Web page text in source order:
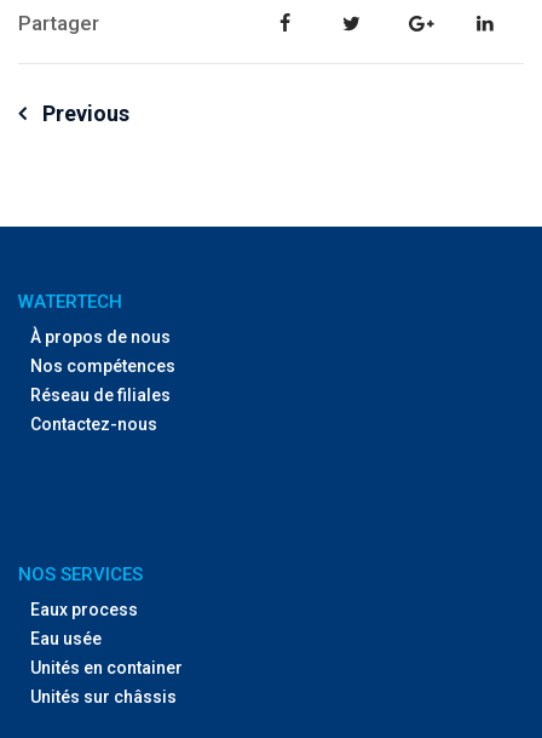
Partager
Navigation
l’article
Previous
WATERTECH
À propos de nous
Nos compétences
Réseau de filiales
Contactez-nous
NOS SERVICES
Eaux process
Eau usée
Unités en container
Unités sur châssis